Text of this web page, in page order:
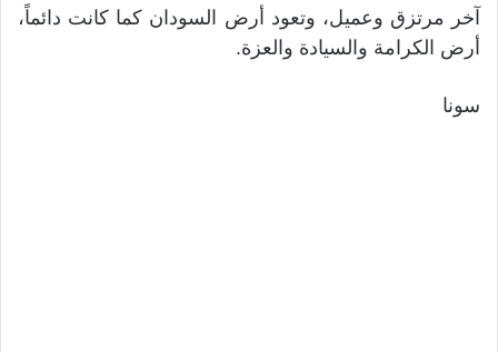
آخر مرتزق وعميل، وتعود أرض السودان كما كانت دائماً،
أرض الكرامة والسيادة والعزة.
سونا